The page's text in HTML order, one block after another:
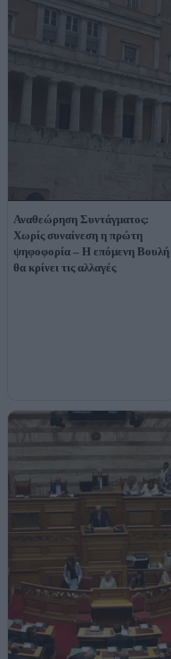
Αναθεώρηση Συντάγματος:
Χωρίς συναίνεση η πρώτη
ψηφοφορία – Η επόμενη Βουλή
θα κρίνει τις αλλαγές